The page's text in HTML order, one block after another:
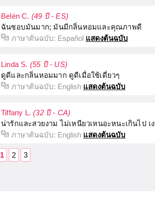
Belén C. (49 ปี - ES)
ฉันชอบมันมาก; มันมีกลิ่นหอมและคุณภาพดี
ภาษาต้นฉบับ: Español แสดงต้นฉบับ
Linda S. (55 ปี - US)
ดูดีและกลิ่นหอมมาก ดูดีเมื่อใช้เดี่ยวๆ
ภาษาต้นฉบับ: English แสดงต้นฉบับ
Tiffany L.(32 ปี - CA)
น่ารักและสวยงาม ไม่เหนียวเหนอะหนะเกินไป เ
ภาษาต้นฉบับ: English แสดงต้นฉบับ
1 2 3